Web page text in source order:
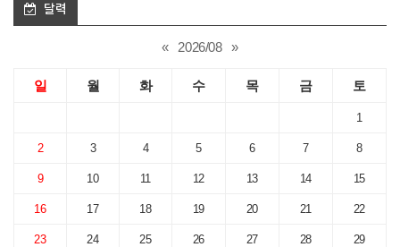
달력
« 2026/08 »
일 월 화 수 목 금 토
1
2 3 4 5 6 7 8
9 10 11 12 13 14 15
16 17 18 19 20 21 22
23 24 25 26 27 28 29